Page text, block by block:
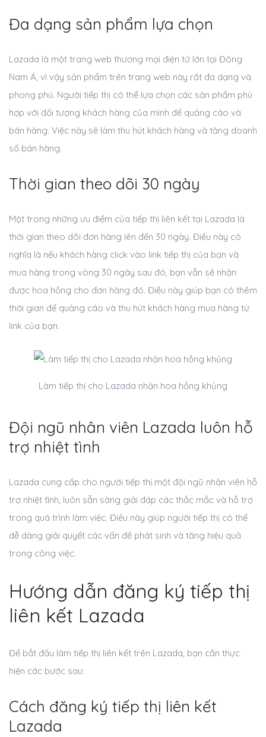
Đa dạng sản phẩm lựa chọn
Lazada là một trang web thương mại điện tử lớn tại Đông
Nam Á, vì vậy sản phẩm trên trang web này rất đa dạng và
phong phú. Người tiếp thị có thể lựa chọn các sản phẩm phù
hợp với đối tượng khách hàng của mình để quảng cáo và
bán hàng. Việc này sẽ làm thu hút khách hàng và tăng doanh
số bán hàng.
Thời gian theo dõi 30 ngày
Một trong những ưu điểm của tiếp thị liên kết tại Lazada là
thời gian theo dõi đơn hàng lên đến 30 ngày. Điều này có
nghĩa là nếu khách hàng click vào link tiếp thị của bạn và
mua hàng trong vòng 30 ngày sau đó, bạn vẫn sẽ nhận
được hoa hồng cho đơn hàng đó. Điều này giúp bạn có thêm
thời gian để quảng cáo và thu hút khách hàng mua hàng từ
link của bạn.
Làm tiếp thị cho Lazada nhận hoa hồng khủng
Đội ngũ nhân viên Lazada luôn hỗ
trợ nhiệt tình
Lazada cung cấp cho người tiếp thị một đội ngũ nhân viên hỗ
trợ nhiệt tình, luôn sẵn sàng giải đáp các thắc mắc và hỗ trợ
trong quá trình làm việc. Điều này giúp người tiếp thị có thể
dễ dàng giải quyết các vấn đề phát sinh và tăng hiệu quả
trong công việc.
Hướng dẫn đăng ký tiếp thị
liên kết Lazada
Để bắt đầu làm tiếp thị liên kết trên Lazada, bạn cần thực
hiện các bước sau:
Cách đăng ký tiếp thị liên kết
Lazada